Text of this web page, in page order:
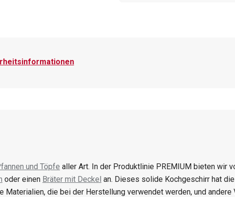
und Töpfe aller Art. In der Produktlinie PREMIUM bieten wir
oder einen Bräter mit Deckel an. Dieses solide Kochgeschirr hat
Materialien, die bei der Herstellung verwendet werden, und andere